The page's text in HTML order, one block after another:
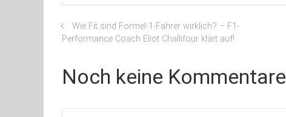
Wie Fit sind Formel-1-Fahrer wirklich? – F1-
Performance Coach Eliot Challifour klärt auf!
Noch keine Kommentare